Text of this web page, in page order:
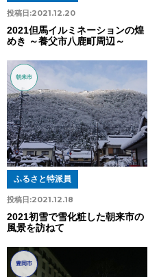
投稿日:2021.12.20
2021但馬イルミネーションの煌
めき ～養父市八鹿町周辺～
朝来市
投稿日:2021.12.18
ふるさと特派員
2021初雪で雪化粧した朝来市の
風景を訪ねて
豊岡市